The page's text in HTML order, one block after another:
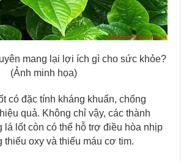
mang lại lợi ích gì cho sức khỏe?
(Ảnh minh họa)
có đặc tính kháng khuẩn, chống
quả. Không chỉ vậy, các thành
lá lốt còn có thể hỗ trợ điều hòa nhịp
thiếu oxy và thiếu máu cơ tim.